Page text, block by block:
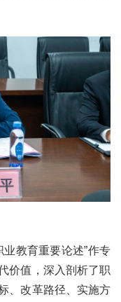
教育重要论述”作专
价值，深入剖析了职
、改革路径、实施方